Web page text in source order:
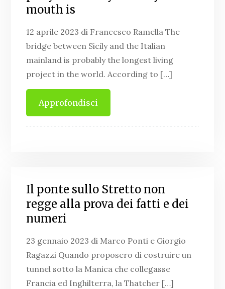
mouth is
12 aprile 2023 di Francesco Ramella The
bridge between Sicily and the Italian
mainland is probably the longest living
project in the world. According to […]
Approfondisci
Il ponte sullo Stretto non
regge alla prova dei fatti e dei
numeri
23 gennaio 2023 di Marco Ponti e Giorgio
Ragazzi Quando proposero di costruire un
tunnel sotto la Manica che collegasse
Francia ed Inghilterra, la Thatcher […]